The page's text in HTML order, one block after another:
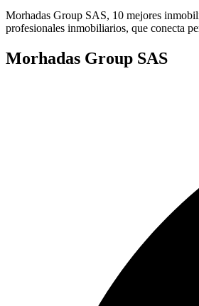
Morhadas Group SAS, 10 mejores
profesionales inmobiliarios, que conecta
Morhadas Group SAS